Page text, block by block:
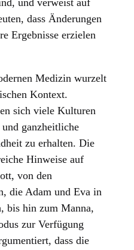
und verweist auf
dass Änderungen
Ergebnisse erzielen
Medizin wurzelt
Kontext.
sich viele Kulturen
ganzheitliche
zu erhalten. Die
Hinweise auf
von den
die Adam und Eva in
bis hin zum Manna,
zur Verfügung
dass die